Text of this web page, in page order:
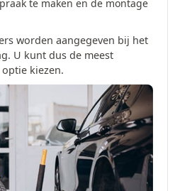
te maken en de montage
worden aangegeven bij het
U kunt dus de meest
kiezen.